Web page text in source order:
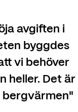
avgiften i
byggdes
vi behöver
heller. Det är
"